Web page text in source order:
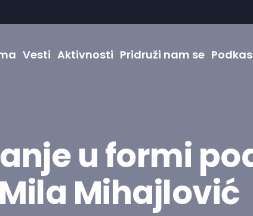
Vesti Aktivnosti Pridruži nam se
u formi
Mila Mihajlović